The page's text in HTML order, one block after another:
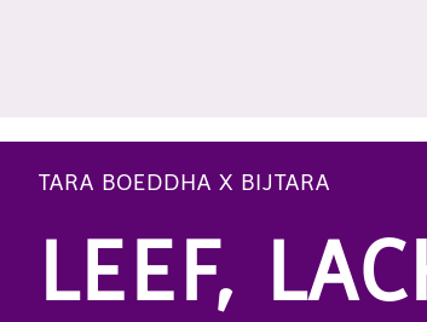
TARA BOEDDHA X BIJTARA
LEEF,